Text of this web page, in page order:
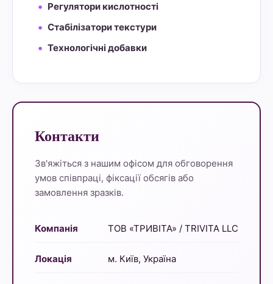
Регулятори кислотності
Стабілізатори текстури
Технологічні добавки
Контакти
Зв'яжіться з нашим офісом для обговорення
умов співпраці, фіксації обсягів або
замовлення зразків.
Компанія ТОВ «ТРИВІТА» / TRIVITA LLC
Локація м. Київ, Україна